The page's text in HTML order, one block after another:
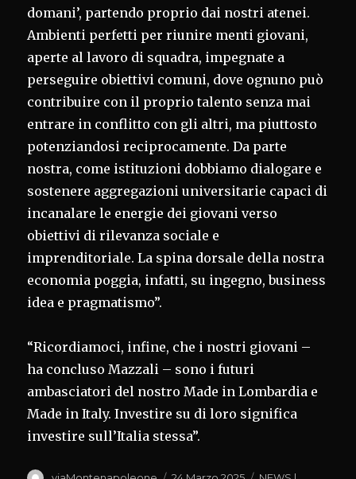
domani’, partendo proprio dai nostri atenei.
Ambienti perfetti per riunire menti giovani,
aperte al lavoro di squadra, impegnate a
perseguire obiettivi comuni, dove ognuno può
contribuire con il proprio talento senza mai
entrare in conflitto con gli altri, ma piuttosto
potenziandosi reciprocamente. Da parte
nostra, come istituzioni dobbiamo dialogare e
sostenere aggregazioni universitarie capaci di
incanalare le energie dei giovani verso
obiettivi di rilevanza sociale e
imprenditoriale. La spina dorsale della nostra
economia poggia, infatti, su ingegno, business
idea e pragmatismo”.
“Ricordiamoci, infine, che i nostri giovani –
ha concluso Mazzali – sono i futuri
ambasciatori del nostro Made in Lombardia e
Made in Italy. Investire su di loro significa
investire sull’Italia stessa”.